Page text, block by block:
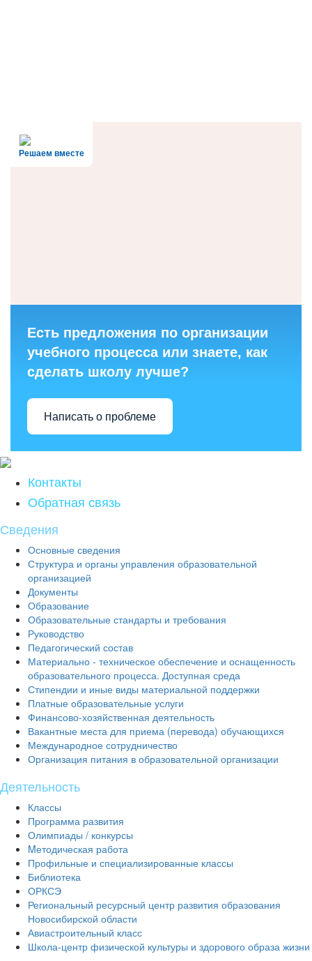
Решаем вместе
Есть предложения по организации
учебного процесса или знаете, как
сделать школу лучше?
Написать о проблеме
Контакты
Обратная связь
Сведения
Основные сведения
Структура и органы управления образовательной
организацией
Документы
Образование
Образовательные стандарты и требования
Руководство
Педагогический состав
Материально - техническое обеспечение и оснащенность
образовательного процесса. Доступная среда
Стипендии и иные виды материальной поддержки
Платные образовательные услуги
Финансово-хозяйственная деятельность
Вакантные места для приема (перевода) обучающихся
Международное сотрудничество
Организация питания в образовательной организации
Деятельность
Классы
Программа развития
Олимпиады / конкурсы
Mетодическая работа
Профильные и специализированные классы
Библиотека
ОРКСЭ
Региональный ресурсный центр развития образования
Новосибирской области
Авиастроительный класс
Школа-центр физической культуры и здорового образа жизни